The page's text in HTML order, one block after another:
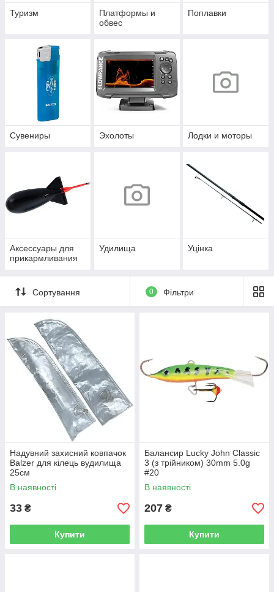
Туризм
Платформы и
обвес
Поплавки
Сувениры Эхолоты Лодки и моторы
Аксессуары для
прикармливания
Удилища Уцінка
Сортування 0 Фільтри
Надувний захисний ковпачок
Balzer для кілець вудилища
25см
В наявності
33 ₴
Купити
Балансир Lucky John Classic
3 (з трійником) 30mm 5.0g
#20
В наявності
207 ₴
Купити